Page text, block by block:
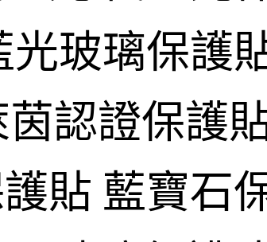
光玻璃保護
認證保護
貼 藍寶石